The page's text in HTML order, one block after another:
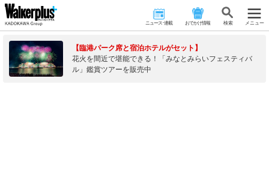
ニュース･連載 おでかけ情報 検 索 メニュー
【臨港パーク席と宿泊ホテルがセット】
花火を間近で堪能できる！「みなとみらいフェスティバ
ル」鑑賞ツアーを販売中